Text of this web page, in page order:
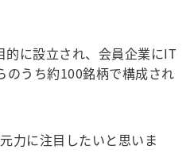
に設立され、会員企業にIT
のうち約100銘柄で構成され
力に注目したいと思いま